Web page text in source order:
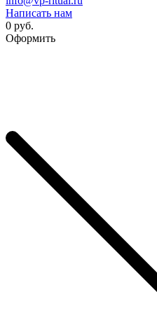
Написать нам
0 руб.
Оформить